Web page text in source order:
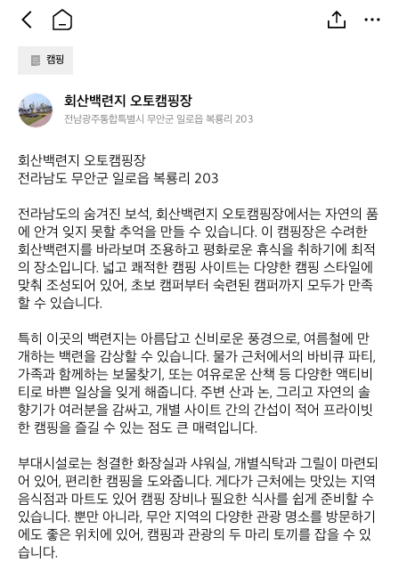
캠핑
회
산
련
지
오
토
캠
핑
장
회산백련지 오토캠핑장
전남광주통합특별시 무안군 일로읍 복룡리 203
회산백련지 오토캠핑장
전라남도 무안군 일로읍 복룡리 203
전라남도의 숨겨진 보석, 회산백련지 오토캠핑장에서는 자연의 품
에 안겨 잊지 못할 추억을 만들 수 있습니다. 이 캠핑장은 수려한
회산백련지를 바라보며 조용하고 평화로운 휴식을 취하기에 최적
의 장소입니다. 넓고 쾌적한 캠핑 사이트는 다양한 캠핑 스타일에
맞춰 조성되어 있어, 초보 캠퍼부터 숙련된 캠퍼까지 모두가 만족
할 수 있습니다.
특히 이곳의 백련지는 아름답고 신비로운 풍경으로, 여름철에 만
개하는 백련을 감상할 수 있습니다. 물가 근처에서의 바비큐 파티,
가족과 함께하는 보물찾기, 또는 여유로운 산책 등 다양한 액티비
티로 바쁜 일상을 잊게 해줍니다. 주변 산과 논, 그리고 자연의 솔
향기가 여러분을 감싸고, 개별 사이트 간의 간섭이 적어 프라이빗
한 캠핑을 즐길 수 있는 점도 큰 매력입니다.
부대시설로는 청결한 화장실과 샤워실, 개별식탁과 그릴이 마련되
어 있어, 편리한 캠핑을 도와줍니다. 게다가 근처에는 맛있는 지역
음식점과 마트도 있어 캠핑 장비나 필요한 식사를 쉽게 준비할 수
있습니다. 뿐만 아니라, 무안 지역의 다양한 관광 명소를 방문하기
에도 좋은 위치에 있어, 캠핑과 관광의 두 마리 토끼를 잡을 수 있
습니다.